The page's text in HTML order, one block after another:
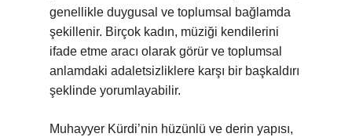
genellikle duygusal ve toplumsal bağlamda
şekillenir. Birçok kadın, müziği kendilerini
ifade etme aracı olarak görür ve toplumsal
anlamdaki adaletsizliklere karşı bir başkaldırı
şeklinde yorumlayabilir.
Muhayyer Kürdi’nin hüzünlü ve derin yapısı,